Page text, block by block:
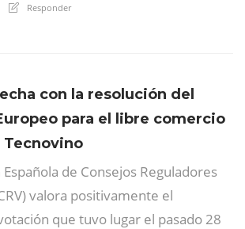
Responder
con la resolución del
para el libre comercio
Tecnovino
de Consejos Reguladores
valora positivamente el
que tuvo lugar el pasado 28